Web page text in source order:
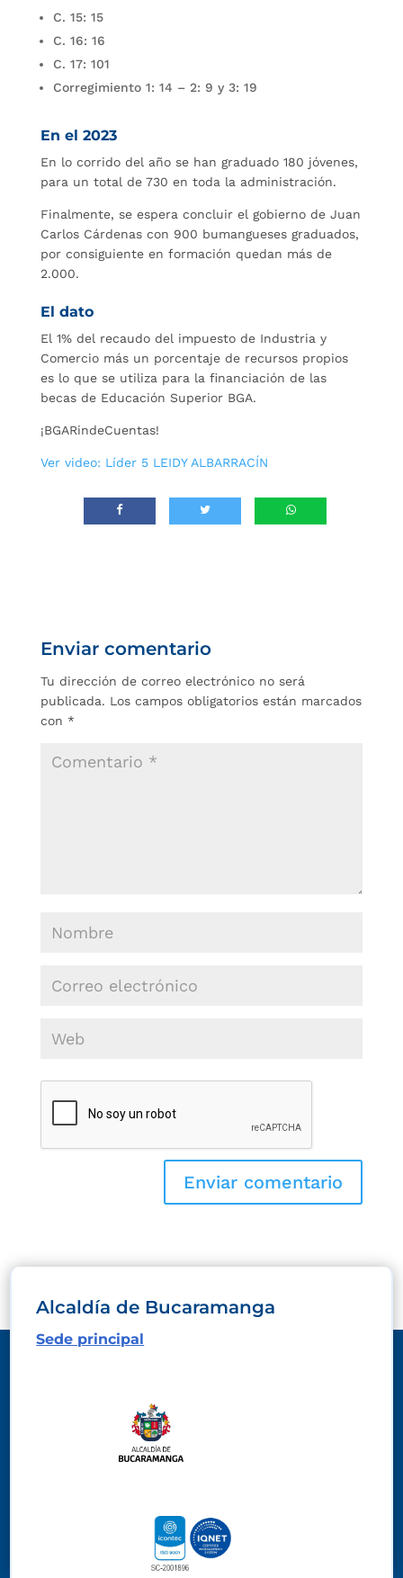
C. 15: 15
C. 16: 16
C. 17: 101
Corregimiento 1: 14 – 2: 9 y 3: 19
En el 2023
En lo corrido del año se han graduado 180 jóvenes,
para un total de 730 en toda la administración.
Finalmente, se espera concluir el gobierno de Juan
Carlos Cárdenas con 900 bumangueses graduados,
por consiguiente en formación quedan más de
2.000.
El dato
El 1% del recaudo del impuesto de Industria y
Comercio más un porcentaje de recursos propios
es lo que se utiliza para la financiación de las
becas de Educación Superior BGA.
¡BGARindeCuentas!
Ver video: Líder 5 LEIDY ALBARRACÍN
Enviar comentario
Tu dirección de correo electrónico no será
publicada. Los campos obligatorios están marcados
con *
Alcaldía de Bucaramanga
Sede principal